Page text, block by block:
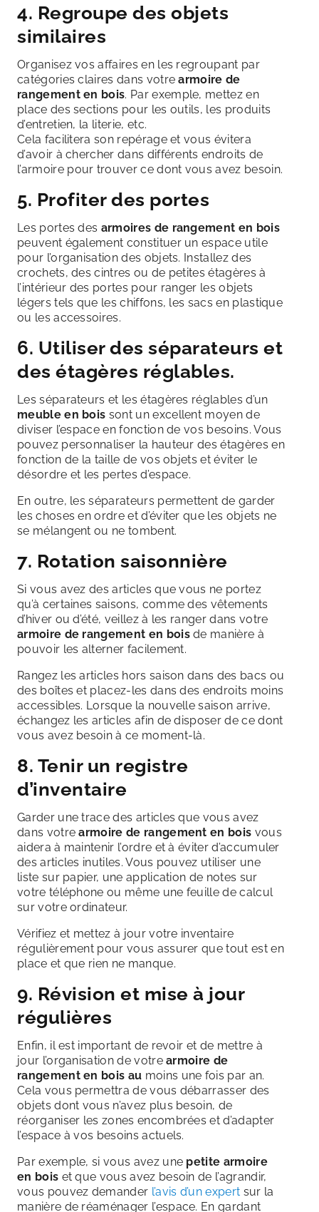
4. Regroupe des objets
similaires
Organisez vos affaires en les regroupant par
catégories claires dans votrearmoire de
rangement en bois. Par exemple, mettez en
place des sections pour les outils, les produits
d’entretien, la literie, etc.
Cela facilitera son repérage et vous évitera
d’avoir à chercher dans différents endroits de
l’armoire pour trouver ce dont vous avez besoin.
5. Profiter des portes
Les portes des armoires de rangement en bois
peuvent également constituer un espace utile
pour l’organisation des objets. Installez des
crochets, des cintres ou de petites étagères à
l’intérieur des portes pour ranger les objets
légers tels que les chiffons, les sacs en plastique
ou les accessoires.
6. Utiliser des séparateurs et
des étagères réglables.
Les séparateurs et les étagères réglables d’un
meuble en bois sont un excellent moyen de
diviser l’espace en fonction de vos besoins. Vous
pouvez personnaliser la hauteur des étagères en
fonction de la taille de vos objets et éviter le
désordre et les pertes d’espace.
En outre, les séparateurs permettent de garder
les choses en ordre et d’éviter que les objets ne
se mélangent ou ne tombent.
7. Rotation saisonnière
Si vous avez des articles que vous ne portez
qu’à certaines saisons, comme des vêtements
d’hiver ou d’été, veillez à les ranger dans votre
armoire de rangement en boisde manière à
pouvoir les alterner facilement.
Rangez les articles hors saison dans des bacs ou
des boîtes et placez-les dans des endroits moins
accessibles. Lorsque la nouvelle saison arrive,
échangez les articles afin de disposer de ce dont
vous avez besoin à ce moment-là.
8. Tenir un registre
d’inventaire
Garder une trace des articles que vous avez
dans votrearmoire de rangement en bois vous
aidera à maintenir l’ordre et à éviter d’accumuler
des articles inutiles. Vous pouvez utiliser une
liste sur papier, une application de notes sur
votre téléphone ou même une feuille de calcul
sur votre ordinateur.
Vérifiez et mettez à jour votre inventaire
régulièrement pour vous assurer que tout est en
place et que rien ne manque.
9. Révision et mise à jour
régulières
Enfin, il est important de revoir et de mettre à
jour l’organisation de votrearmoire de
rangement en bois au moins une fois par an.
Cela vous permettra de vous débarrasser des
objets dont vous n’avez plus besoin, de
réorganiser les zones encombrées et d’adapter
l’espace à vos besoins actuels.
Par exemple, si vous avez une petite armoire
en bois et que vous avez besoin de l’agrandir,
vous pouvez demander l’avis d’un expert sur la
manière de réaménager l’espace. En gardant